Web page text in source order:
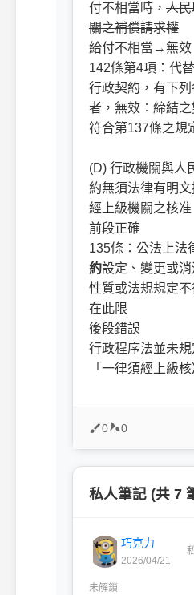
付不相當時， 人
關之補償請求權
給付不相當→無效
142條第4項：代
行政契約，有下
者，無效︰締結
符合第137條之規
(D) 行政機關與人
約無須法律有明文
經上級機關之核准
前段正確
135條：公法上法
約設定、變更或
性質或法規規定
在此限
後段錯誤
行政程序法並未
「一律須經上級核
0 0
私人筆記 (共 7
巧克力
2026/04/21
未解鎖